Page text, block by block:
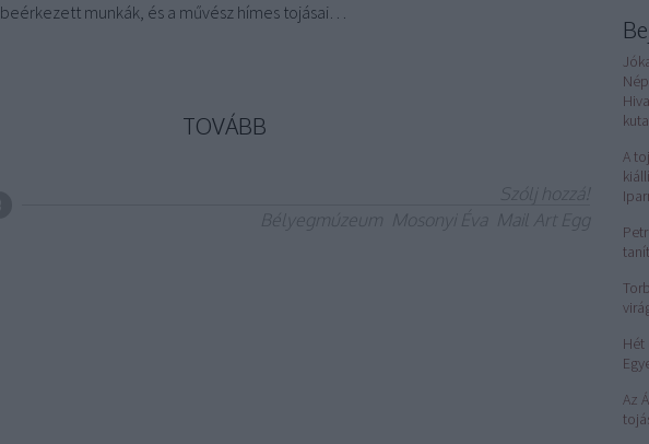
beérkezett munkák, és a művész hímes tojásai…
TOVÁBB
Szólj hozzá!
Bélyegmúzeum
Mosonyi Éva Mail Art Egg
A
Hét
Az